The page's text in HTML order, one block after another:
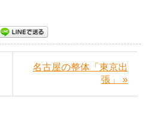
名古屋の整体「東京出
張」 »